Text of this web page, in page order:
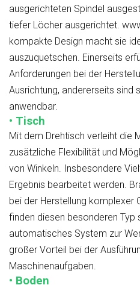
ausgerichteten Spindel
tiefer Löcher ausgerichtet.
kompakte Design macht sie
auszuquetschen. Einerseits
Anforderungen bei der
Ausrichtung, andererseits sind
anwendbar.
• Tisch
Mit dem Drehtisch verleiht die
zusätzliche Flexibilität und
von Winkeln. Insbesondere
Ergebnis bearbeitet werden.
bei der Herstellung komplexer
finden diesen besonderen Typ
automatisches System zur
großer Vorteil bei der
Maschinenaufgaben.
• Boden